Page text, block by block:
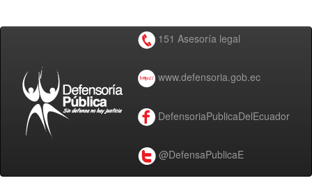
151 Asesoría legal
www.defensoria.gob.ec
DefensoriaPublicaDelEcuador
@DefensaPublicaE